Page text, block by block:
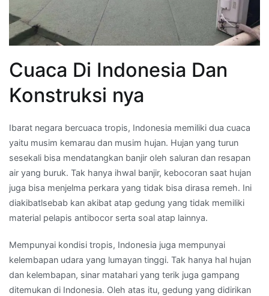
Cuaca Di Indonesia Dan
Konstruksi nya
Ibarat negara bercuaca tropis, Indonesia memiliki dua cuaca
yaitu musim kemarau dan musim hujan. Hujan yang turun
sesekali bisa mendatangkan banjir oleh saluran dan resapan
air yang buruk. Tak hanya ihwal banjir, kebocoran saat hujan
juga bisa menjelma perkara yang tidak bisa dirasa remeh. Ini
diakibatlsebab kan akibat atap gedung yang tidak memiliki
material pelapis antibocor serta soal atap lainnya.
Mempunyai kondisi tropis, Indonesia juga mempunyai
kelembapan udara yang lumayan tinggi. Tak hanya hal hujan
dan kelembapan, sinar matahari yang terik juga gampang
ditemukan di Indonesia. Oleh atas itu, gedung yang didirikan